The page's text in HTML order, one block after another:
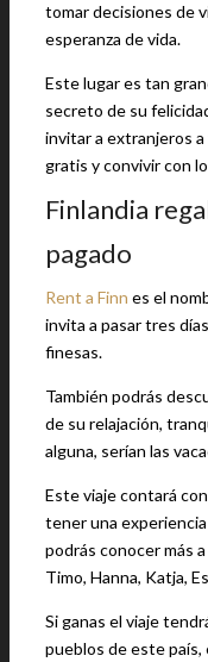
tomar decisiones de
esperanza de vida.
Este lugar es tan
secreto de su
invitar a extranjeros
gratis y convivir con
Finlandia
pagado
Rent a Finn es el
invita a pasar tres
finesas.
También podrás
de su relajación,
alguna, serían las
Este viaje contará
tener una
podrás conocer más
Timo, Hanna, Katja,
Si ganas el viaje
pueblos de este país,